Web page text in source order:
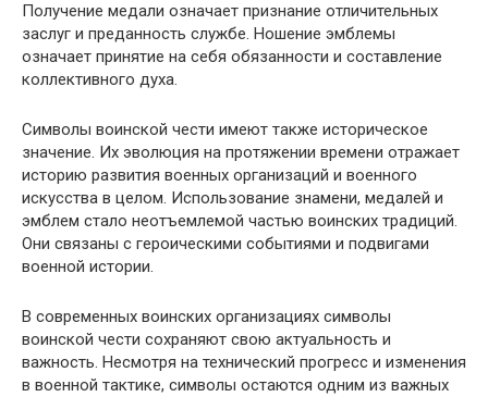
Получение медали означает признание отличительных
заслуг и преданность службе. Ношение эмблемы
означает принятие на себя обязанности и составление
коллективного духа.
Символы воинской чести имеют также историческое
значение. Их эволюция на протяжении времени отражает
историю развития военных организаций и военного
искусства в целом. Использование знамени, медалей и
эмблем стало неотъемлемой частью воинских традиций.
Они связаны с героическими событиями и подвигами
военной истории.
В современных воинских организациях символы
воинской чести сохраняют свою актуальность и
важность. Несмотря на технический прогресс и изменения
в военной тактике, символы остаются одним из важных